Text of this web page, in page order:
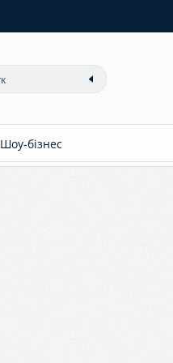
Шоу-бізнес